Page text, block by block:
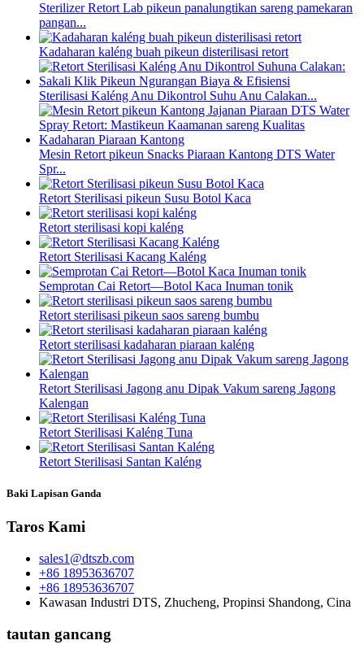
Sterilizer Retort Lab pikeun panalungtikan sareng pamekaran
pangan...
Kadaharan kaléng buah pikeun disterilisasi retort
Sterilisasi Kaléng Anu Dikontrol Suhu Anu Calakan...
Mesin Retort pikeun Snacks Piaraan Kantong DTS Water
Spr...
Retort Sterilisasi pikeun Susu Botol Kaca
Retort sterilisasi kopi kaléng
Retort Sterilisasi Kacang Kaléng
Semprotan Cai Retort—Botol Kaca Inuman tonik
Retort sterilisasi pikeun saos sareng bumbu
Retort sterilisasi kadaharan piaraan kaléng
Retort Sterilisasi Jagong anu Dipak Vakum sareng Jagong
Kalengan
Retort Sterilisasi Kaléng Tuna
Retort Sterilisasi Santan Kaléng
Baki Lapisan Ganda
Taros Kami
sales1@dtszb.com
+86 18953636707
+86 18953636707
Kawasan Industri DTS, Zhucheng, Propinsi Shandong, Cina
tautan gancang